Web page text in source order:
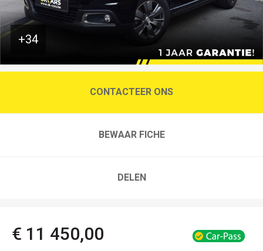
+34
CONTACTEER ONS
BEWAAR FICHE
DELEN
€ 11 450,00